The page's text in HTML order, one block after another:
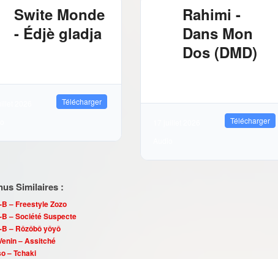
Swite Monde
- Édjè gladja
Télécharger
Rahimi -
Dans Mon
Dos (DMD)
Télécharger
Similaires :
B – Freestyle Zozo
B – Société Suspecte
B – Rôzôbô yôyô
– Assitché
– Tchaki